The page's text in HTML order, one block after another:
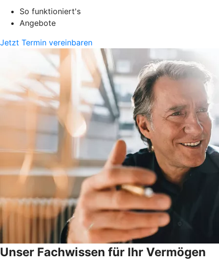
So funktioniert's
Angebote
Jetzt Termin vereinbaren
Unser Fachwissen für Ihr Vermögen